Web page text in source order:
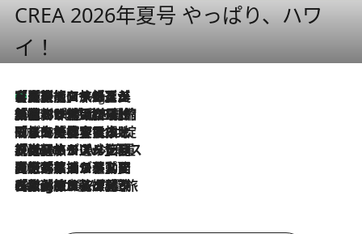
CREA 2026年夏号 やっぱり、ハワ
イ！
10 Hours Ago
【厳選旅コスメ】「多機能アイテムがメイン！」旅好き美容エディターが選んだ夏旅ベストコスメを発表【Mサイズジップ】
2026.8.6
「荷物が増えるほど旅ストレスは増す」美容ジャーナリストがたどり着いた最終結論。“化粧品を劇的に減らす”感動の凝縮美容とは
2026.8.6
「旅先には金髪ウィッグを持参」日本と同じメイクでは損してる!? 美容ジャーナリストが提案する“掟破りの旅美容”とは
2026.8.6
【厳選旅コスメ】「身軽さ＆UV対策重視！」ヘアアーティストshucoが選んだ夏旅ベストコスメを発表【Mサイズジップ】
2026.8.5
【厳選旅コスメ】国内をあちこち移動する河井菜摘が選んだ夏旅ベストコスメ発表！「リラックスアイテムはマスト」【Mサイズジップ】
2026.8.4
【厳選旅コスメ】「紫外線＆乾燥対策しながらメイク感も！」ヘア＆メイクGeorgeが選んだ夏旅ベストコスメを発表！【Mサイズジップ】